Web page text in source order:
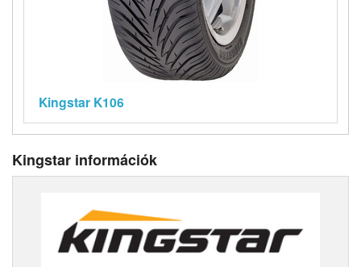
Kingstar K106
Kingstar információk